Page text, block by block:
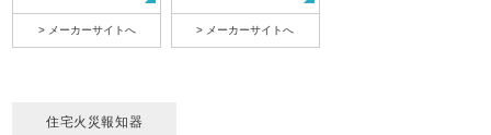
> メーカーサイトへ > メーカーサイトへ
住宅火災報知器